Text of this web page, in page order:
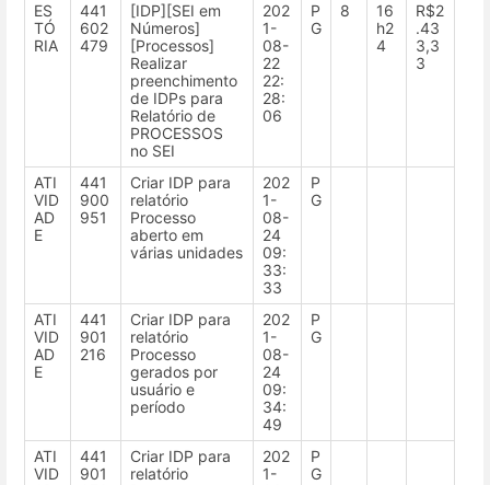
ES
TÓ
RIA
441
602
479
[IDP][SEI em
Números]
[Processos]
Realizar
preenchimento
de IDPs para
Relatório de
PROCESSOS
no SEI
202
1-
08-
22
22:
28:
06
P
G
8
16
h2
4
R$2
.43
3,3
3
ATI
VID
AD
E
441
900
951
Criar IDP para
relatório
Processo
aberto em
várias unidades
202
1-
08-
24
09:
33:
33
P
G
ATI
VID
AD
E
441
901
216
Criar IDP para
relatório
Processo
gerados por
usuário e
período
202
1-
08-
24
09:
34:
49
P
G
ATI
VID
441
901
Criar IDP para
relatório
202
1-
P
G